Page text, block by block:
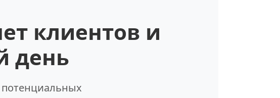
клиентов и
день
потенциальных